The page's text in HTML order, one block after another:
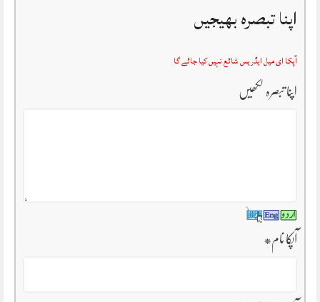
اپنا تبصرہ بھیجیں
آپکا ای میل ایڈریس شائع نہیں کیا جائے گا
اپنا تبصرہ لکھیں
آپکا نام*